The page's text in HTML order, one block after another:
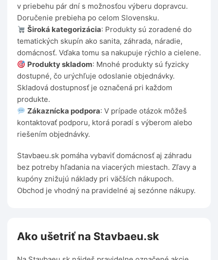
v priebehu pár dní s možnosťou výberu dopravcu.
Doručenie prebieha po celom Slovensku.
Široká kategorizácia: Produkty sú zoradené do
tematických skupín ako sanita, záhrada, náradie,
domácnosť. Vďaka tomu sa nakupuje rýchlo a cielene.
Produkty skladom: Mnohé produkty sú fyzicky
dostupné, čo urýchľuje odoslanie objednávky.
Skladová dostupnosť je označená pri každom
produkte.
Zákaznícka podpora: V prípade otázok môžeš
kontaktovať podporu, ktorá poradí s výberom alebo
riešením objednávky.
Stavbaeu.sk pomáha vybaviť domácnosť aj záhradu
bez potreby hľadania na viacerých miestach. Zľavy a
kupóny znižujú náklady pri väčších nákupoch.
Obchod je vhodný na pravidelné aj sezónne nákupy.
Ako ušetriť na Stavbaeu.sk